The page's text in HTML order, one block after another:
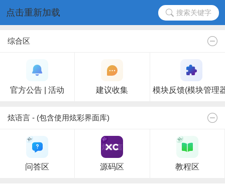
点击重新加载 搜索关键字
综合区
官方公告 | 活动 建议收集 模块反馈(模块管理
炫语言 - (包含使用炫彩界面库)
问答区 源码区 教程区